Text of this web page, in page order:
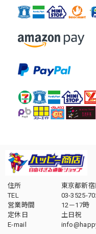
住所
東京都新
TEL
03-3525-
営業時間
12－17時
定休日
土日祝
E-mail